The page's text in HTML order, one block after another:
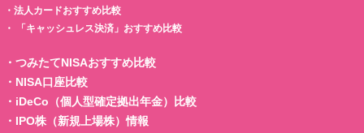
・ 法人カードおすすめ比較
・
「キャッシュレス決済」おすすめ比較
・ つみたてNISAおすすめ比較
・ NISA口座比較
・ iDeCo（個人型確定拠出年金）比較
・ IPO株（新規上場株）情報